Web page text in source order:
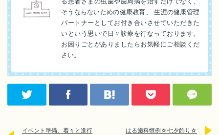
そうならないための健康教育、 生涯の健康管理
パートナーとしてお付き合いさせていただきた
いという思いで日々診療を行なっております。
お困りごとがありましたらお気軽にご相談くだ
さい。
イベント準備、着々と進行
はる歯科恒例☆七夕飾り☆